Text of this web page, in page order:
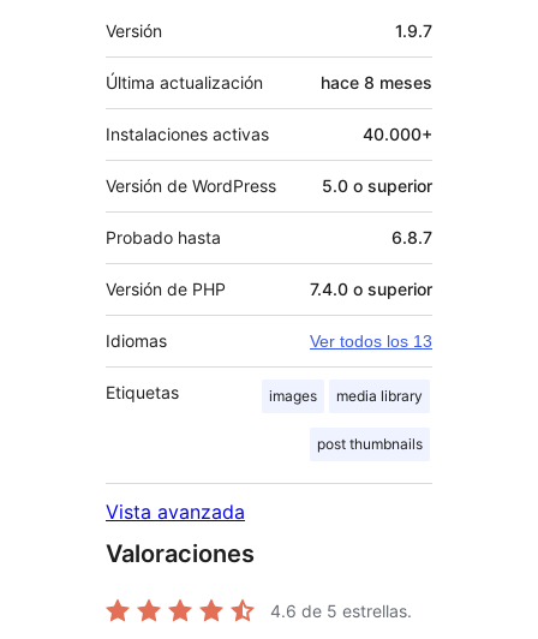
Meta
Versión 1.9.7
Última actualización hace 8 meses
Instalaciones activas 40.000+
Versión de WordPress 5.0 o superior
Probado hasta 6.8.7
Versión de PHP 7.4.0 o superior
Idiomas Ver todos los 13
Etiquetas images media library
post thumbnails
Vista avanzada
Valoraciones
4.6 de 5 estrellas.